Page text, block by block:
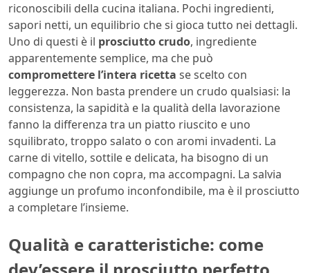
riconoscibili della cucina italiana. Pochi ingredienti,
sapori netti, un equilibrio che si gioca tutto nei dettagli.
Uno di questi è il prosciutto crudo, ingrediente
apparentemente semplice, ma che può
compromettere l’intera ricetta se scelto con
leggerezza. Non basta prendere un crudo qualsiasi: la
consistenza, la sapidità e la qualità della lavorazione
fanno la differenza tra un piatto riuscito e uno
squilibrato, troppo salato o con aromi invadenti. La
carne di vitello, sottile e delicata, ha bisogno di un
compagno che non copra, ma accompagni. La salvia
aggiunge un profumo inconfondibile, ma è il prosciutto
a completare l’insieme.
Qualità e caratteristiche: come